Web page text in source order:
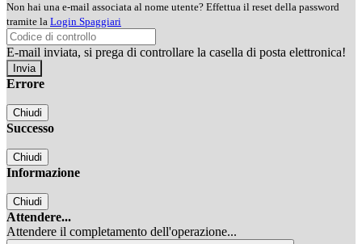
Non hai una e-mail associata al nome utente? Effettua il reset della password
tramite la Login Spaggiari
E-mail inviata, si prega di controllare la casella di posta elettronica!
Errore
Chiudi
Successo
Chiudi
Informazione
Chiudi
Attendere...
Attendere il completamento dell'operazione...